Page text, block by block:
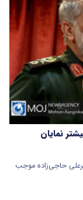
نمایان
حاجی‌زاده موجب